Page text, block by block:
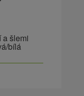
a šlemi
bílá